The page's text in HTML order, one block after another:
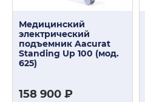
Медицинский
электрический
подъемник Aacurat
Standing Up 100 (мод.
625)
158 900 ₽